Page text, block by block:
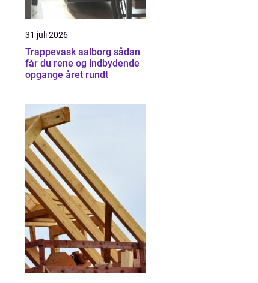
31 juli 2026
Trappevask aalborg sådan
får du rene og indbydende
opgange året rundt